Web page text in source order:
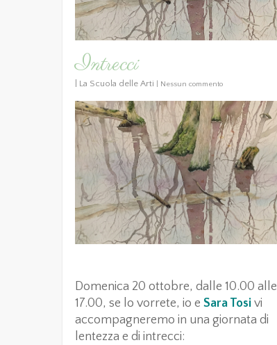
Intrecci
La Scuola delle Arti Nessun commento
Domenica 20 ottobre, dalle 10.00 alle
17.00, se lo vorrete, io e Sara Tosi vi
accompagneremo in una giornata di
lentezza e di intrecci: